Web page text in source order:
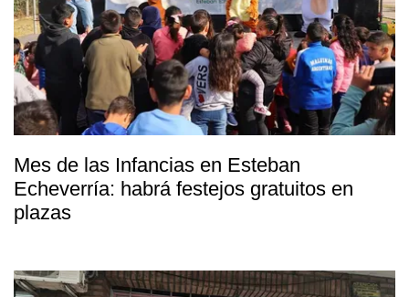
Mes de las Infancias en Esteban
Echeverría: habrá festejos gratuitos en
plazas